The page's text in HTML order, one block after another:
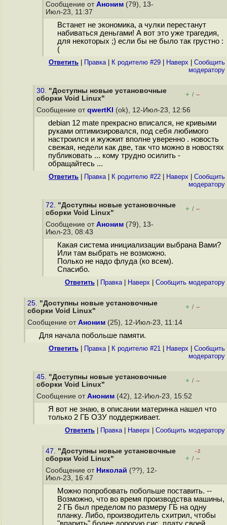
Сообщение от Аноним (79), 13-
Июл-23, 11:37
Встанет не экономика, а чулки перестанут
набиваться деньгами! А вот это уже трагедия,
для некоторых ;) если бы не было так грустно :
(
Ответить Правка| К родителю #29 Наверх
Cообщить
модератору
30. "Доступны новые установочные
сборки Void Linux"
+ / –
Сообщение от qwertKI (ok), 12-Июл-23, 12:56
debian 12 mate прекрасно вписался, не кривыми
руками оптимизировался, под себя любимого
настроился и жужжит вполне уверенно . новость
свежая, недели как две, так что можно в новостях
публиковать ... кому трудно осилить -
обращайтесь ...
Ответить Правка| К родителю #22 Наверх
Cообщить
модератору
72. "Доступны новые установочные
сборки Void Linux"
+ / –
Сообщение от Аноним (79), 13-
Июл-23, 08:43
Какая система инициализации выбрана Вами?
Или там выбрать не возможно.
Полько не надо флуда (ко всем).
Спасибо.
Ответить Правка| Наверх Cообщить модератору
25. "Доступны новые установочные
сборки Void Linux"
+ / –
Сообщение от Аноним (25), 12-Июл-23, 11:14
Для начала побольше памяти.
Ответить Правка| К родителю #21 Наверх
Cообщить
модератору
45. "Доступны новые установочные
сборки Void Linux"
+ / –
Сообщение от Аноним (42), 12-Июл-23, 15:52
Я вот не знаю, в описании материнка нашел что
только 2 ГБ ОЗУ поддерживает.
Ответить Правка| Наверх Cообщить модератору
47. "Доступны новые установочные
сборки Void Linux"
–2
+ / –
Сообщение от Николай (??), 12-
Июл-23, 16:47
Можно попробовать побольше поставить. --
Возможно, что во время производства машины,
2 ГБ был пределом по размеру ГБ на одну
планку. Либо, производитель схитрил, чтобы